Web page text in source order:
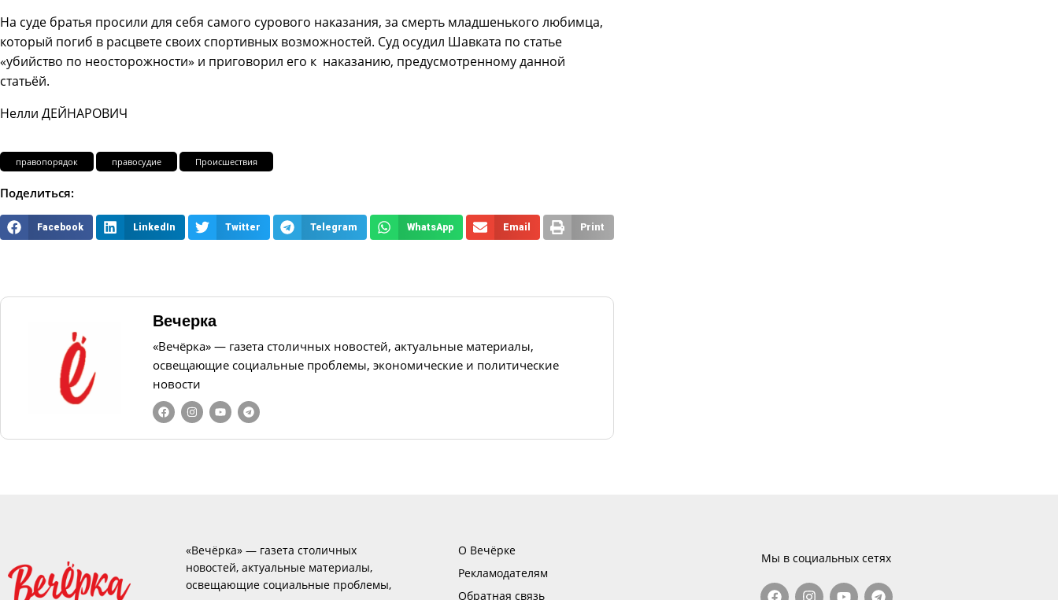
На суде братья просили для себя самого сурового наказания, за смерть младшенького любимца,
который погиб в расцвете своих спортивных возможностей. Суд осудил Шавката по статье
«убийство по неосторожности» и приговорил его к наказанию, предусмотренному данной
статьёй.
Нелли ДЕЙНАРОВИЧ
правопорядок правосудие Происшествия
Поделиться:
Facebook LinkedIn Twitter Telegram WhatsApp Email Print
Вечерка
«Вечёрка» — газета столичных новостей, актуальные материалы,
освещающие социальные проблемы, экономические и политические
новости
«Вечёрка» — газета столичных
новостей, актуальные материалы,
освещающие социальные проблемы,
О Вечёрке
Рекламодателям
Обратная связь
Мы в социальных сетях